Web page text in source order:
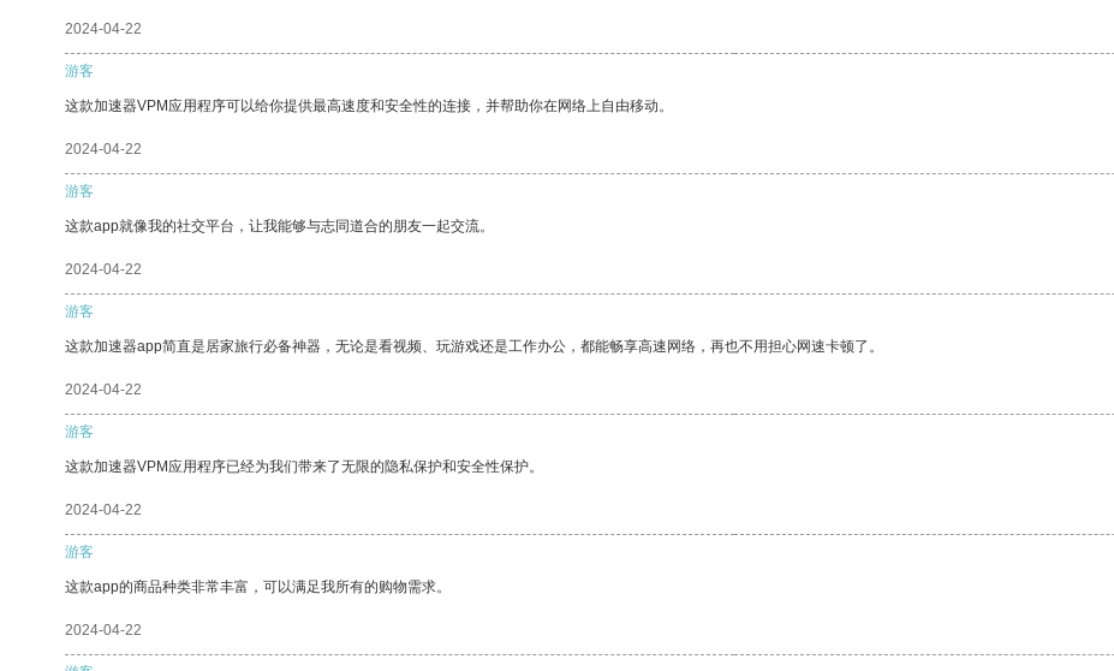
2024-04-22
游客
这款加速器VPM应用程序可以给你提供最高速度和安全性的连接，并帮助你在网络上自由移动。
2024-04-22
游客
这款app就像我的社交平台，让我能够与志同道合的朋友一起交流。
2024-04-22
游客
这款加速器app简直是居家旅行必备神器，无论是看视频、玩游戏还是工作办公，都能畅享高速网络，再也不用担心网速卡顿了。
2024-04-22
游客
这款加速器VPM应用程序已经为我们带来了无限的隐私保护和安全性保护。
2024-04-22
游客
这款app的商品种类非常丰富，可以满足我所有的购物需求。
2024-04-22